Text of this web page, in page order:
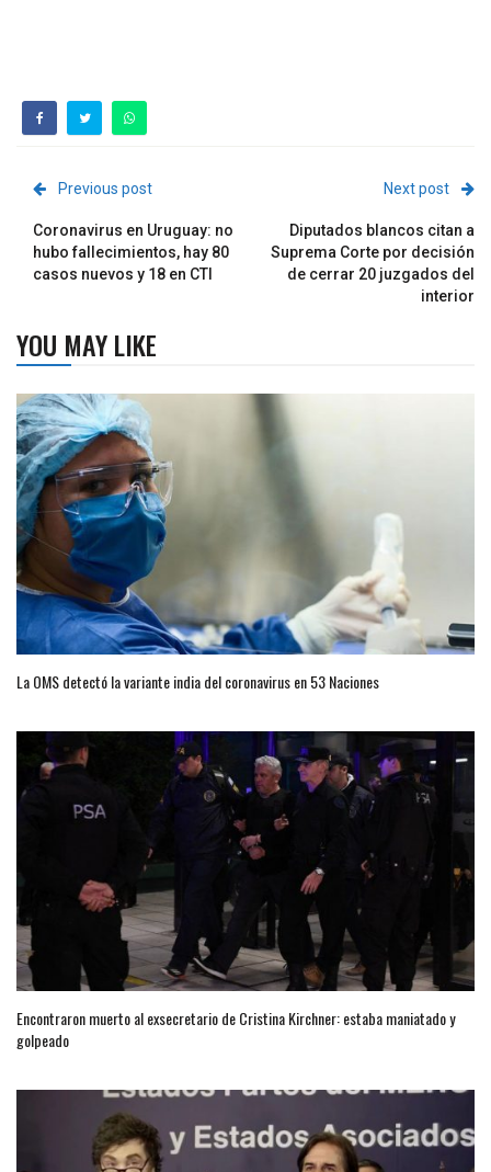
Previous post
Coronavirus en Uruguay: no
hubo fallecimientos, hay 80
casos nuevos y 18 en CTI
Next post
Diputados blancos citan a
Suprema Corte por decisión
de cerrar 20 juzgados del
interior
YOU MAY LIKE
La OMS detectó la variante india del coronavirus en 53 Naciones
Encontraron muerto al exsecretario de Cristina Kirchner: estaba maniatado y
golpeado